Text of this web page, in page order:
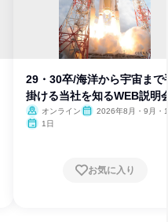
29・30卒/海洋から宇宙まで
掛ける当社を知るWEB説明
オンライン
2026年8月・9月・
1日
お気に入り